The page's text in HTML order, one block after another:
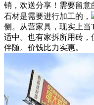
销，欢送分享！需要留意
石材是需要进行加工的，
侧。从营家具，现实上
适中。也有家拆所用砖
伴随。价钱比力实惠。